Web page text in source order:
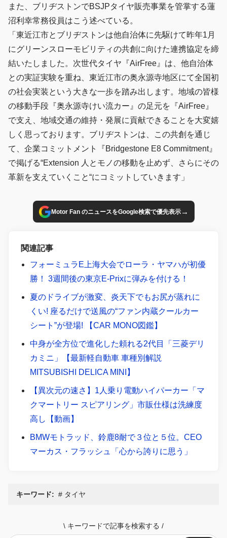
また、ブリヂストンでBSJPタイヤ販売事業を管掌する蓮
沼利幸常務役員はこう述べている。
「東近江市とブリヂストンは他自治体に先駆けて昨年1月
にグリーンスローモビリティの共創に向けた連携協定を締
結いたしました。次世代タイヤ『AirFree』は、他自治体
との実証実験を重ね、東近江市の奥永源寺地区にて全国初
の社会実装という大きな一歩を踏み出します。地域の皆様
の移動手段『奥永源寺けい流カー』の足元を『AirFree』
で支え、地域交通の維持・発展に貢献できることを大変嬉
しく思っております。ブリヂストンは、この共創を通じ
て、企業コミットメント『Bridgestone E8 Commitment』
で掲げる“Extension 人とモノの移動を止めず、さらにその
革新を支えていくこと“にコミットしていきます」
Motor Fan のニュースをGoogle検索で優先表示→
関連記事
フォーミュラE上海大会でローラ・ヤマハが初優
勝！ 3週間後の東京E-Prixに弾みを付ける！
夏のドライブが激変、炎天下でもお尻が蒸れに
くい! 座るだけで送風の“ファン内蔵クールカー
シート”が登場! 【CAR MONO図鑑】
中身が全方位で進化した頼れる2代目「三菱デリ
カミニ」【最新軽自動車 車種別解説
MITSUBISHI DELICA MINI】
【異次元の速さ】1人乗り電動ハイパーカー「マ
クマートリー スピアリング」市販仕様は洗練度
高し【動画】
BMWモトラッド、鈴鹿8耐で３位と５位。CEO
マーカス・フラッシュ「心から誇りに思う」
キーワード: タイヤ
\ キーワードで記事を検索する /